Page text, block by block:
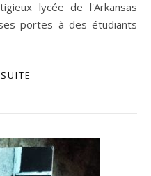
portes à des étudiants